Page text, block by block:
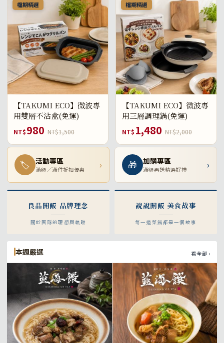
檔期精選
【TAKUMI ECO】微波專
用雙層不沾盒(免運)
NT$980 NT$1,500
檔期精選
【TAKUMI ECO】微波專
用三層調理鍋(免運)
NT$ 1,480 NT$2,000
🏷 活動專區
滿額／滿件折扣優惠 › 🎁 加購專區
滿額再送精選好禮 ›
良品開飯 品牌理念
關於團隊的理想與軌跡
說說開飯 美食故事
每一道菜餚都是一個故事
本週嚴選 看全部 ›